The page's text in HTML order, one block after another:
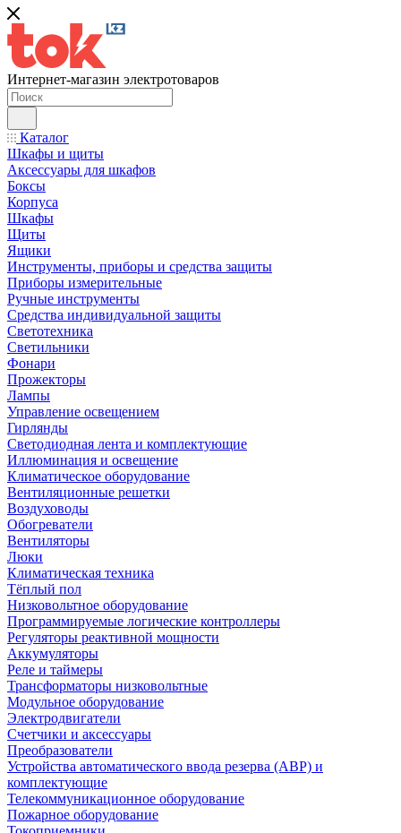
Интернет-магазин электротоваров
Каталог
Шкафы и щиты
Аксессуары для шкафов
Боксы
Корпуса
Шкафы
Щиты
Ящики
Инструменты, приборы и средства защиты
Приборы измерительные
Ручные инструменты
Средства индивидуальной защиты
Светотехника
Светильники
Фонари
Прожекторы
Лампы
Управление освещением
Гирлянды
Светодиодная лента и комплектующие
Иллюминация и освещение
Климатическое оборудование
Вентиляционные решетки
Воздуховоды
Обогреватели
Вентиляторы
Люки
Климатическая техника
Тёплый пол
Низковольтное оборудование
Программируемые логические контроллеры
Регуляторы реактивной мощности
Аккумуляторы
Реле и таймеры
Трансформаторы низковольтные
Модульное оборудование
Электродвигатели
Счетчики и аксессуары
Преобразователи
Устройства автоматического ввода резерва (АВР) и
комплектующие
Телекоммуникационное оборудование
Пожарное оборудование